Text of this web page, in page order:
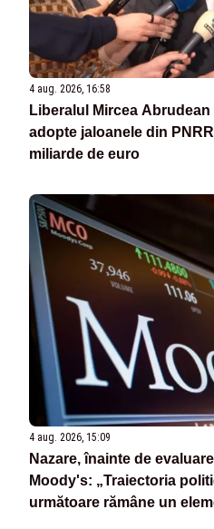
4 aug. 2026, 16:58
Liberalul Mircea
adopte jaloanele din
miliarde de euro
4 aug. 2026, 15:09
Nazare, înainte de
Moody's: „Traiectoria
următoare rămâne un